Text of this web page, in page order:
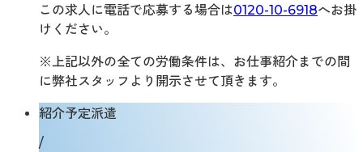
この求人に電話で応募する場合は0120-10-6918へお掛
けください。
※上記以外の全ての労働条件は、お仕事紹介までの間
に弊社スタッフより開示させて頂きます。
紹介予定派遣
/